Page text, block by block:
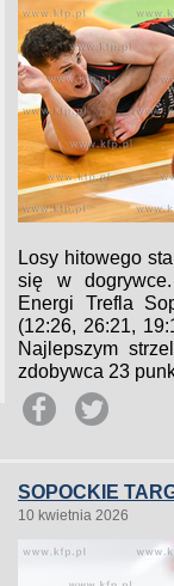
Losy hitowego
się w
Energi Trefla
(12:26, 26:21,
Najlepszym
zdobywca 23
SOPOCKIE
10 kwietnia 2026